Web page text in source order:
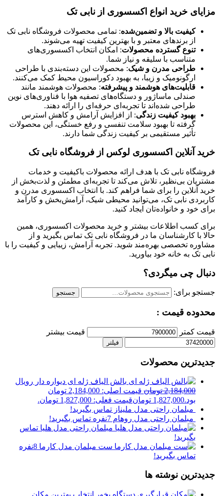
مزایای خرید انواع اکسسوری‌ از نابی تک
کیفیت بالا و تضمین‌شده: تمامی محصولات فروشگاه نابی تک
از برندهای معتبر و با بهترین کیفیت تهیه می‌شوند.
تنوع گسترده محصولات: امکان انتخاب اکسسوری‌های
متناسب با سلیقه و نیاز شما.
طراحی مدرن و شیک: محصولات این دسته‌بندی با طراحی
ارگونومیک و زیبا، به بهبود دکوراسیون محیط کمک می‌کنند.
قابلیت‌های هوشمند و پیشرفته: محصولات هوشمند مانند
صندلی ماساژور و دستگاه‌های تصفیه هوا با فناوری‌های نوین
طراحی شده‌اند تا تجربه‌ای حرفه‌ای را ارائه دهند.
بهبود کیفیت زندگی: از افزایش آرامش و کاهش استرس
گرفته تا بهبود سلامت تنفسی و رفع خستگی، این محصولات
تأثیر مستقیمی بر کیفیت زندگی شما دارند.
خرید آنلاین اکسسوری‌ لوکس از فروشگاه نابی تک
فروشگاه نابی تک با هدف ارائه محصولات باکیفیت و خدمات
مشتریان بی‌نظیر، تلاش می‌کند تا تجربه‌ای مطمئن و لذت‌بخش از
خرید آنلاین را برای شما فراهم کند. با انتخاب اکسسوری‌ مدرن و
کاربردی نابی تک، می‌توانید محیطی شیک، آرامش‌بخش و کارآمد
برای خود و خانواده‌تان ایجاد کنید.
برای کسب اطلاعات بیشتر و خرید محصولات اکسسوری، همین
حالا با کارشناسان ما در فروشگاه نابی تک تماس بگیرید و از
مشاوره تخصصی بهره‌مند شوید. تجربه آرامش، زیبایی و کیفیت را با
نابی تک به خانه خود بیاورید.
دنبال چی میگردی؟
جستجو برای: جستجو
محدوده قیمت :
قیمت کمتر قیمت بیشتر
فیلتر
جدیدترین محصولات
بالش الیاف ژله ای دیواره دار رویال
2,184,000 تومان
قیمت اصلی: 2,184,000 تومان
بود.1,827,000 تومانقیمت فعلی: 1,827,000 تومان.
مبلمان راحتی مدل ملیناز تماس بگیرید!
مبلمان راحتی مدل روهام 7نفره
تماس بگیرید!
مبلمان راحتی مدل هلیا تماس
بگیرید!
ست مبلمان مدل کارما 8نفره
تماس بگیرید!
جدیدترین نوشته ها
انتخاب بهترین مکان